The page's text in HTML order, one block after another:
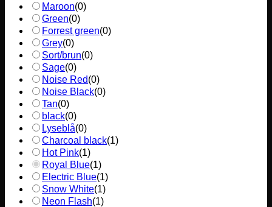
Maroon(0)
Green(0)
Forrest green(0)
Grey(0)
Sort/brun(0)
Sage(0)
Noise Red(0)
Noise Black(0)
Tan(0)
black(0)
Lyseblå(0)
Charcoal black(1)
Hot Pink(1)
Royal Blue(1)
Electric Blue(1)
Snow White(1)
Neon Flash(1)